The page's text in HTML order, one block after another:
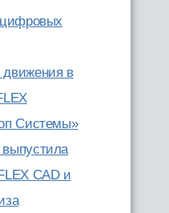
цифровых
движения в
Системы»
CAD и